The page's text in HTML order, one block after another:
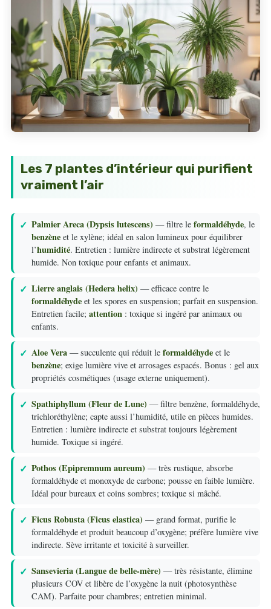
Les 7 plantes d’intérieur qui purifient
vraiment l’air
Palmier Areca (Dypsis lutescens) — filtre le formaldéhyde, le
benzène et le xylène; idéal en salon lumineux pour équilibrer
l’humidité. Entretien : lumière indirecte et substrat légèrement
humide. Non toxique pour enfants et animaux.
Lierre anglais (Hedera helix) — efficace contre le
formaldéhyde et les spores en suspension; parfait en suspension.
Entretien facile; attention : toxique si ingéré par animaux ou
enfants.
Aloe Vera — succulente qui réduit le formaldéhyde et le
benzène; exige lumière vive et arrosages espacés. Bonus : gel aux
propriétés cosmétiques (usage externe uniquement).
Spathiphyllum (Fleur de Lune) — filtre benzène, formaldéhyde,
trichloréthylène; capte aussi l’humidité, utile en pièces humides.
Entretien : lumière indirecte et substrat toujours légèrement
humide. Toxique si ingéré.
Pothos (Epipremnum aureum) — très rustique, absorbe
formaldéhyde et monoxyde de carbone; pousse en faible lumière.
Idéal pour bureaux et coins sombres; toxique si mâché.
Ficus Robusta (Ficus elastica) — grand format, purifie le
formaldéhyde et produit beaucoup d’oxygène; préfère lumière vive
indirecte. Sève irritante et toxicité à surveiller.
Sansevieria (Langue de belle-mère) — très résistante, élimine
plusieurs COV et libère de l’oxygène la nuit (photosynthèse
CAM). Parfaite pour chambres; entretien minimal.